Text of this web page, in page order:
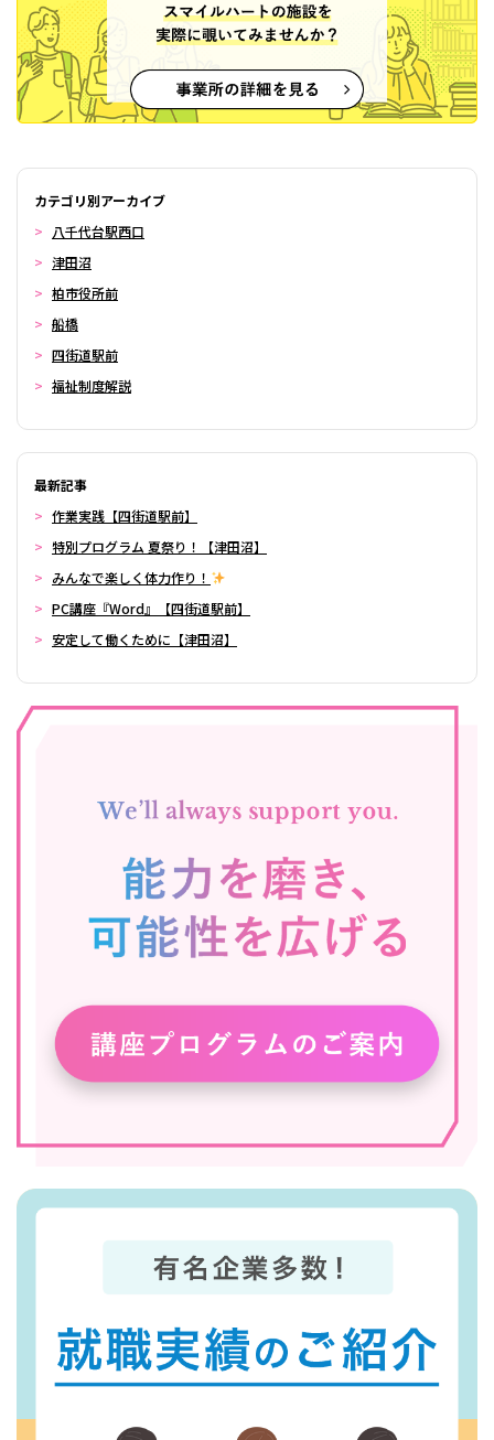
カテゴリ別アーカイブ
八千代台駅西口
津田沼
柏市役所前
船橋
四街道駅前
福祉制度解説
最新記事
作業実践【四街道駅前】
特別プログラム 夏祭り！【津田沼】
みんなで楽しく体力作り！
PC講座『Word』【四街道駅前】
安定して働くために【津田沼】